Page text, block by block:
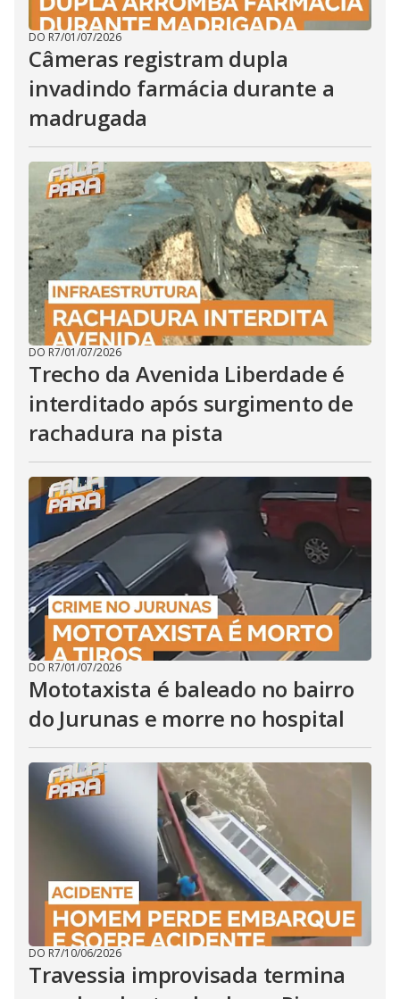
DO R7/01/07/2026
Câmeras registram dupla
invadindo farmácia durante a
madrugada
DO R7/01/07/2026
Trecho da Avenida Liberdade é
interditado após surgimento de
rachadura na pista
DO R7/01/07/2026
Mototaxista é baleado no bairro
do Jurunas e morre no hospital
DO R7/10/06/2026
Travessia improvisada termina